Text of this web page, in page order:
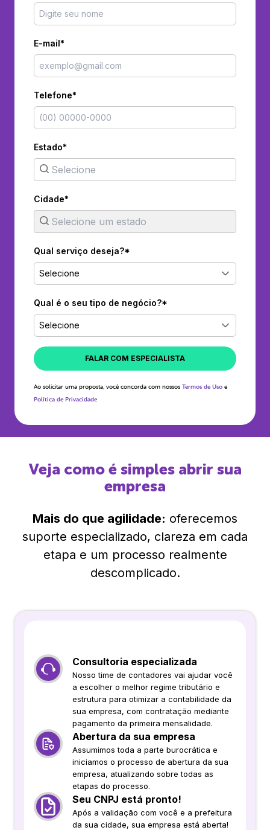
E-mail*
Telefone*
Estado*
Cidade*
Qual serviço deseja?*
Selecione
Qual é o seu tipo de negócio?*
Selecione
FALAR COM ESPECIALISTA
Ao solicitar uma proposta, você concorda com nossos Termos de Uso e
Política de Privacidade
Veja como é simples abrir sua
empresa
Mais do que agilidade: oferecemos
suporte especializado, clareza em cada
etapa e um processo realmente
descomplicado.
Consultoria especializada
Nosso time de contadores vai ajudar você
a escolher o melhor regime tributário e
estrutura para otimizar a contabilidade da
sua empresa, com contratação mediante
pagamento da primeira mensalidade.
Abertura da sua empresa
Assumimos toda a parte burocrática e
iniciamos o processo de abertura da sua
empresa, atualizando sobre todas as
etapas do processo.
Seu CNPJ está pronto!
Após a validação com você e a prefeitura
da sua cidade, sua empresa está aberta!